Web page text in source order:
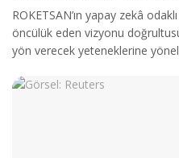
ROKETSAN’ın yapay zekâ
öncülük eden vizyonu
yön verecek yeteneklerine